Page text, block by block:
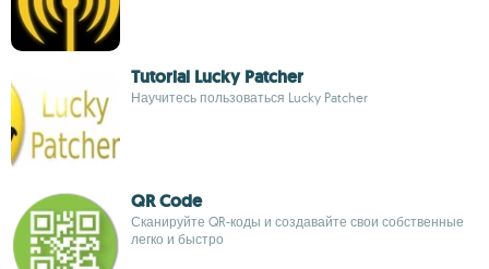
Tutorial Lucky Patcher
Научитесь пользоваться Lucky Patcher
QR Code
Сканируйте QR-коды и создавайте свои собственные
легко и быстро